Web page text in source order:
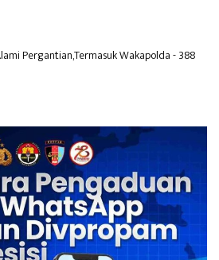
Pergantian,Termasuk Wakapolda- 388